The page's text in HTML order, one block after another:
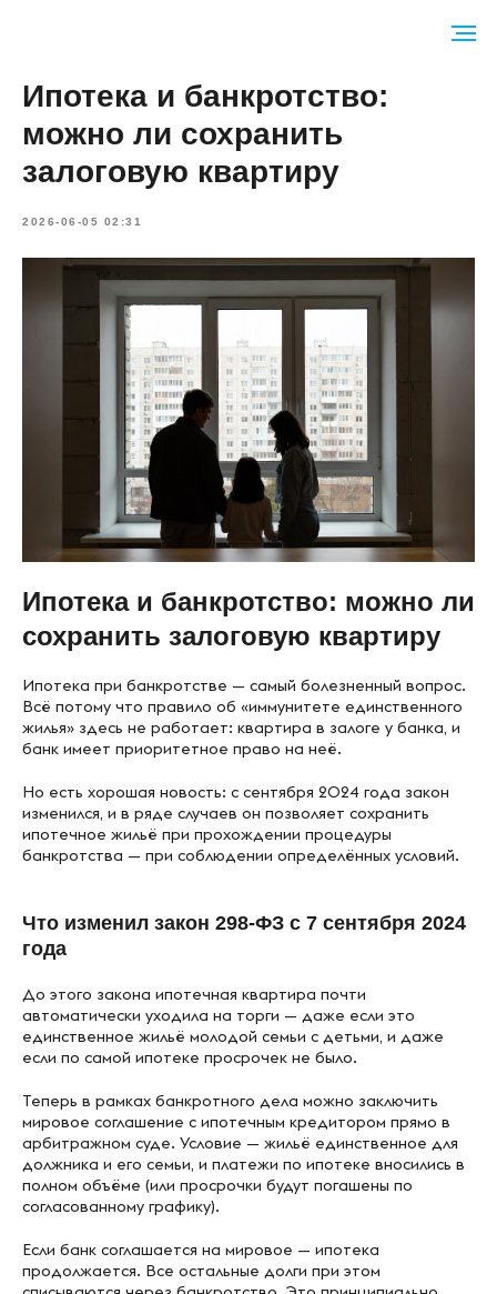
Ипотека и банкротство:
можно ли сохранить
залоговую квартиру
2026-06-05 02:31
Ипотека и банкротство: можно ли
сохранить залоговую квартиру
Ипотека при банкротстве — самый болезненный вопрос.
Всё потому что правило об «иммунитете единственного
жилья» здесь не работает: квартира в залоге у банка, и
банк имеет приоритетное право на неё.
Но есть хорошая новость: с сентября 2024 года закон
изменился, и в ряде случаев он позволяет сохранить
ипотечное жильё при прохождении процедуры
банкротства — при соблюдении определённых условий.
Что изменил закон 298-ФЗ с 7 сентября 2024
года
До этого закона ипотечная квартира почти
автоматически уходила на торги — даже если это
единственное жильё молодой семьи с детьми, и даже
если по самой ипотеке просрочек не было.
Теперь в рамках банкротного дела можно заключить
мировое соглашение с ипотечным кредитором прямо в
арбитражном суде. Условие — жильё единственное для
должника и его семьи, и платежи по ипотеке вносились в
полном объёме (или просрочки будут погашены по
согласованному графику).
Если банк соглашается на мировое — ипотека
продолжается. Все остальные долги при этом